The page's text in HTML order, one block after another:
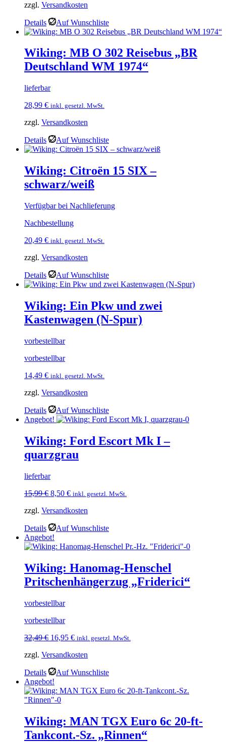
zzgl. Versandkosten
Details Auf Wunschliste
Wiking: MB O 302 Reisebus „BR
Deutschland WM 1974“
lieferbar
28,99 € inkl. gesetzl. MwSt.
zzgl. Versandkosten
Details Auf Wunschliste
Wiking: Citroën 15 SIX –
schwarz/weiß
Verfügbar bei Nachlieferung
Nachbestellung
20,49 € inkl. gesetzl. MwSt.
zzgl. Versandkosten
Details Auf Wunschliste
Wiking: Ein Pkw und zwei
Kastenwagen (N-Spur)
vorbestellbar
vorbestellbar
14,49 € inkl. gesetzl. MwSt.
zzgl. Versandkosten
Details
Auf Wunschliste
Angebot!
Wiking: Ford Escort Mk I –
quarzgrau
lieferbar
15,99€ Ursprünglicher
war:
8,50 €Aktueller
ist:
inkl. gesetzl. MwSt.
zzgl. Versandkosten
Details
Auf Wunschliste
Angebot!
Wiking: Hanomag-Henschel
Pritschenhängerzug „Friderici“
vorbestellbar
vorbestellbar
32,49€ Ursprünglicher
war:
16,95 €Aktueller
ist:
inkl. gesetzl. MwSt.
zzgl. Versandkosten
Details
Auf Wunschliste
Angebot!
Wiking: MAN TGX Euro 6c 20-ft-
Tankcont.-Sz. „Rinnen“